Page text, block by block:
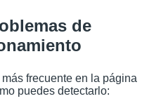
de
frecuente en la página
puedes detectarlo: